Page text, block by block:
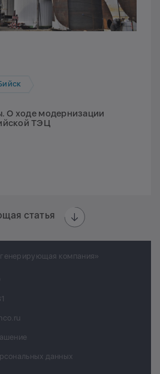
О ходе модернизации
ТЭЦ
статья
компания»
данных